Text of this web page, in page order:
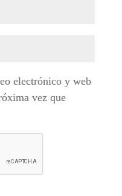
electrónico y web
vez que